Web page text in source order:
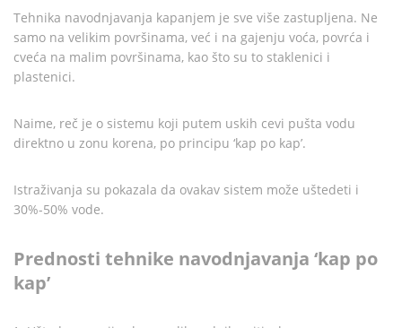
Tehnika navodnjavanja kapanjem je sve više zastupljena. Ne
samo na velikim površinama, već i na gajenju voća, povrća i
cveća na malim površinama, kao što su to staklenici i
plastenici.
Naime, reč je o sistemu koji putem uskih cevi pušta vodu
direktno u zonu korena, po principu ‘kap po kap’.
Istraživanja su pokazala da ovakav sistem može uštedeti i
30%-50% vode.
Prednosti tehnike navodnjavanja ‘kap po
kap’